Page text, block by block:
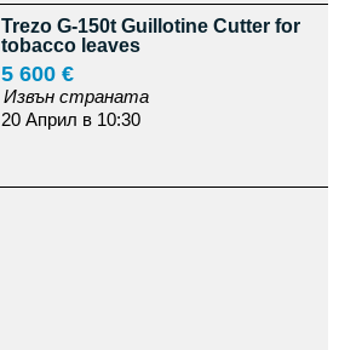
Trezo G-150t Guillotine Cutter for
tobacco leaves
5 600 €
Извън страната
20 Април в 10:30